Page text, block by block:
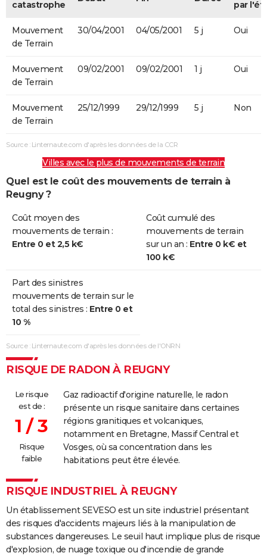
catastrophe par
Mouvement
de Terrain
30/04/2001 04/05/2001 5 j Oui
Mouvement
de Terrain
09/02/2001 09/02/2001 1 j Oui
Mouvement
de Terrain
25/12/1999 29/12/1999 5 j Non
Source : Linternaute.com d'après les données de la CCR
Villes avec le plus de mouvements de terrain
Quel est le coût des mouvements de terrain à
Reugny ?
Coût moyen des
mouvements de terrain :
Entre 0 et 2,5 k€
Coût cumulé des
mouvements de terrain
sur un an : Entre 0 k€ et
100 k€
Part des sinistres
mouvements de terrain sur le
total des sinistres : Entre 0 et
10 %
Source : Linternaute.com d'après les données de l'ONRN
RISQUE DE RADON À REUGNY
Le risque
est de :
1 / 3
Risque
faible
Gaz radioactif d'origine naturelle, le radon
présente un risque sanitaire dans certaines
régions granitiques et volcaniques,
notamment en Bretagne, Massif Central et
Vosges, où sa concentration dans les
habitations peut être élevée.
RISQUE INDUSTRIEL À REUGNY
Un établissement SEVESO est un site industriel présentant
des risques d'accidents majeurs liés à la manipulation de
substances dangereuses. Le seuil haut implique plus de risque
d'explosion, de nuage toxique ou d'incendie de grande